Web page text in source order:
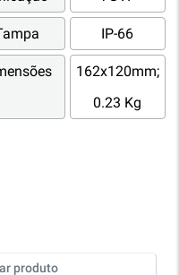
IP-66
162x120mm;
0.23 Kg
produto